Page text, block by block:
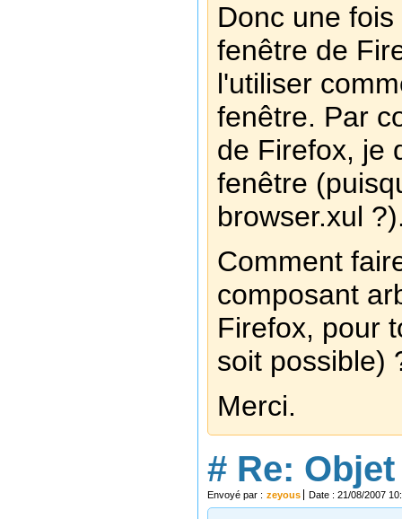
Donc une
fenêtre de
l'utiliser
fenêtre. Par
de Firefox, je
fenêtre
browser.xul
Comment
composant
Firefox, pour
soit possible)
Merci.
# Re:
Envoyé par : zeyous Date : 21/08/2007